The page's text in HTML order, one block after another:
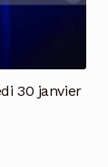
30 janvier